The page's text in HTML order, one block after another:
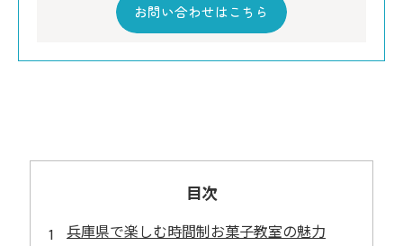
お問い合わせはこちら
目次
兵庫県で楽しむ時間制お菓子教室の魅力